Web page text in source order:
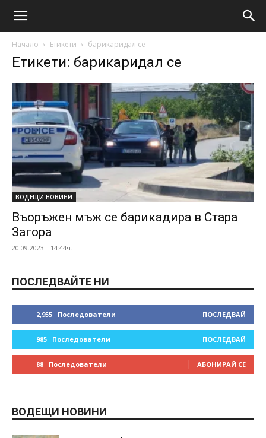
Начало Етикети барикаридал се
Етикети: барикаридал се
ВОДЕЩИ НОВИНИ
Въоръжен мъж се барикадира в Стара
Загора
20.09.2023г. 14:44ч.
ПОСЛЕДВАЙТЕ НИ
2,955 Последователи ПОСЛЕДВАЙ
985 Последователи ПОСЛЕДВАЙ
88 Последователи АБОНИРАЙ СЕ
ВОДЕЩИ НОВИНИ